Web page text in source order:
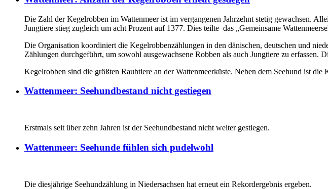
Die Zahl der Kegelrobben im Wattenmeer ist im vergangenen Jahrzehnt stetig gewachsen.
Jungtiere stieg zugleich um acht Prozent auf 1377. Dies teilte das „Gemeinsame
Die Organisation koordiniert die Kegelrobbenzählungen in den dänischen, deutschen und
Zählungen durchgeführt, um sowohl ausgewachsene Robben als auch Jungtiere zu erfassen.
Kegelrobben sind die größten Raubtiere an der Wattenmeerküste. Neben dem Seehund ist
Wattenmeer: Seehundbestand nicht gestiegen
Erstmals seit über zehn Jahren ist der Seehundbestand nicht weiter gestiegen.
Wattenmeer: Seehunde fühlen sich pudelwohl
Die diesjährige Seehundzählung in Niedersachsen hat erneut ein Rekordergebnis ergeben.